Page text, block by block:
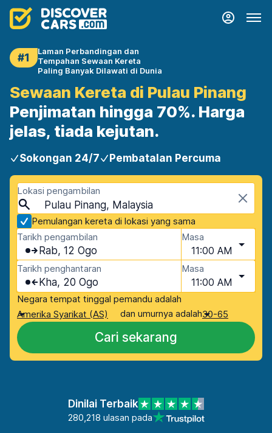
#1
Laman Perbandingan dan
Tempahan Sewaan Kereta
Paling Banyak Dilawati di Dunia
Sewaan Kereta di Pulau Pinang
Penjimatan hingga 70%. Harga
jelas, tiada kejutan.
Sokongan 24/7 Pembatalan Percuma
Lokasi pengambilan
Pulau Pinang, Malaysia
Pemulangan kereta di lokasi yang sama
Tarikh pengambilan
Rab, 12 Ogo
Masa
11:00 AM
Tarikh penghantaran
Kha, 20 Ogo
Masa
11:00 AM
Negara tempat tinggal pemandu adalah
Amerika Syarikat (AS)
dan umurnya adalah30-65
Cari sekarang
Dinilai Terbaik
280,218 ulasan pada